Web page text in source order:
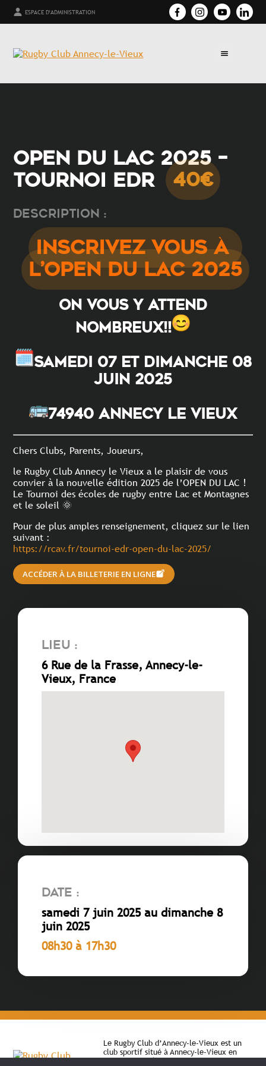
ESPACE D'ADMINISTRATION
OPEN DU LAC 2025 –
TOURNOI EDR
40€
Description :
INSCRIVEZ VOUS À
L’OPEN DU LAC 2025
On vous y attend
nombreux!!
Samedi 07 et Dimanche 08
Juin 2025
74940 Annecy le Vieux
Chers Clubs, Parents, Joueurs,
le Rugby Club Annecy le Vieux a le plaisir de vous
convier à la nouvelle édition 2025 de l’OPEN DU LAC !
Le Tournoi des écoles de rugby entre Lac et Montagnes
et le soleil 🌞
Pour de plus amples renseignement, cliquez sur le lien
suivant :
https://rcav.fr/tournoi-edr-open-du-lac-2025/
ACCÉDER À LA BILLETERIE EN LIGNE
Lieu :
6 Rue de la Frasse, Annecy-le-
Vieux, France
Date :
samedi 7 juin 2025 au dimanche 8
juin 2025
08h30 à 17h30
Le Rugby Club d’Annecy-le-Vieux est un
club sportif situé à Annecy-le-Vieux en